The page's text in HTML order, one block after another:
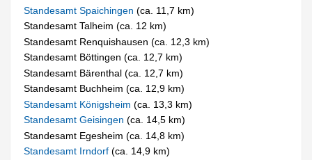
Standesamt Spaichingen(ca. 11,7 km)
Standesamt Talheim (ca. 12 km)
Standesamt Renquishausen (ca. 12,3 km)
Standesamt Böttingen (ca. 12,7 km)
Standesamt Bärenthal (ca. 12,7 km)
Standesamt Buchheim (ca. 12,9 km)
Standesamt Königsheim(ca. 13,3 km)
Standesamt Geisingen(ca. 14,5 km)
Standesamt Egesheim (ca. 14,8 km)
Standesamt Irndorf(ca. 14,9 km)